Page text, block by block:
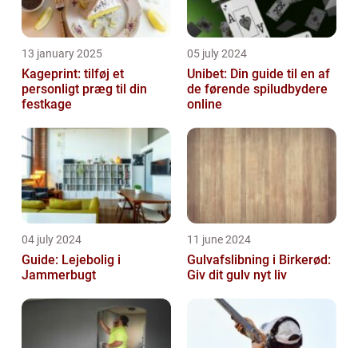
13 january 2025
Kageprint: tilføj et
personligt præg til din
festkage
05 july 2024
Unibet: Din guide til en af
de førende spiludbydere
online
04 july 2024
Guide: Lejebolig i
Jammerbugt
11 june 2024
Gulvafslibning i Birkerød:
Giv dit gulv nyt liv